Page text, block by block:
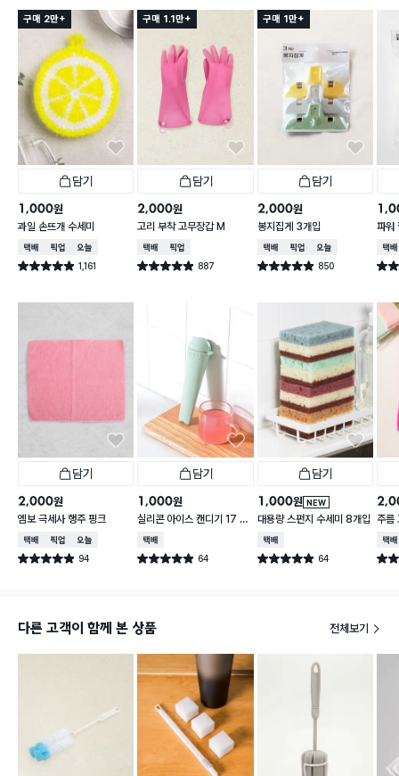
구매 2만+
담기
1,000원
과일 손뜨개 수세미
택배배송매장픽업오늘배송
별점 4.9점 1,161
건 작성
구매 1.1만+
담기
2,000원
고리 부착 고무장갑 M
택배배송매장픽업
별점 4.9점 887
건 작성
구매 1만+
담기
2,000원
봉지집게 3개입
택배배송매장픽업오늘배송
별점 4.9점 850
건 작성
파워
택배
별점
담기
2,000원
엠보 극세사 행주 핑크
택배배송매장픽업오늘배송
별점 4.9점 94
건 작성
담기
1,000원
실리콘 아이스 캔디기 17 X
4 cm
택배배송
별점 4.9점 64
건 작성
담기
NEW
1,000원
대용량 스펀지 수세미 8개입
택배배송
별점 4.9점 64
건 작성
주름
택배
별점
다른 고객이 함께 본 상품 전체보기